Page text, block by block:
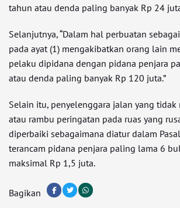
tahun atau denda paling banyak Rp 24
Selanjutnya, “Dalam hal perbuatan
pada ayat (1) mengakibatkan orang lain
pelaku dipidana dengan pidana penjara
atau denda paling banyak Rp 120 juta.”
Selain itu, penyelenggara jalan yang tidak
atau rambu peringatan pada ruas yang
diperbaiki sebagaimana diatur dalam
terancam pidana penjara paling lama 6
maksimal Rp 1,5 juta.
Bagikan